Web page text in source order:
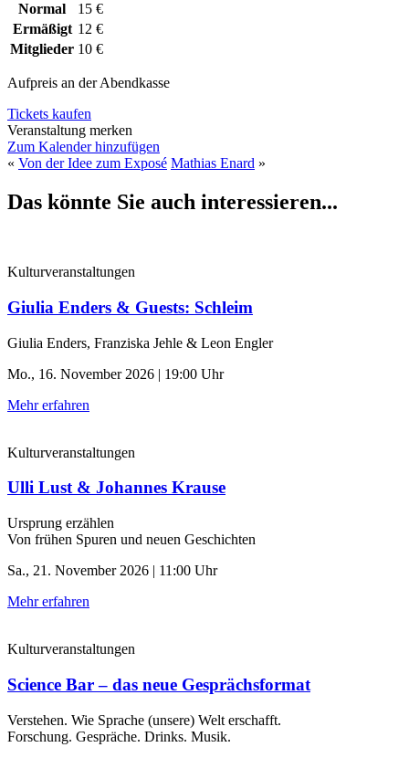
Normal
15 €
Ermäßigt 12 €
Mitglieder 10 €
Aufpreis an der Abendkasse
Tickets kaufen
Veranstaltung merken
Zum Kalender hinzufügen
« Von der Idee zum Exposé Mathias Enard »
Das könnte Sie auch interessieren...
Kulturveranstaltungen
Giulia Enders & Guests: Schleim
Giulia Enders, Franziska Jehle & Leon Engler
Mo., 16. November 2026 | 19:00 Uhr
Mehr erfahren
Kulturveranstaltungen
Ulli Lust & Johannes Krause
Ursprung erzählen
Von frühen Spuren und neuen Geschichten
Sa., 21. November 2026 | 11:00 Uhr
Mehr erfahren
Kulturveranstaltungen
Science Bar – das neue Gesprächsformat
Verstehen. Wie Sprache (unsere) Welt erschafft.
Forschung. Gespräche. Drinks. Musik.